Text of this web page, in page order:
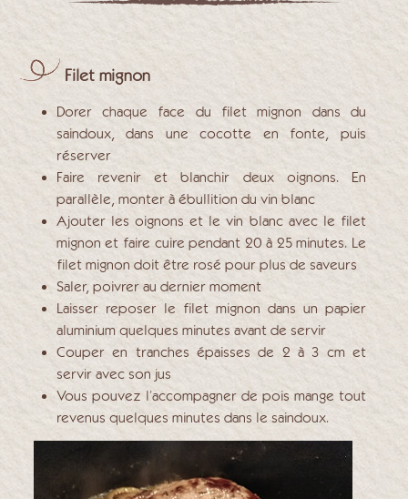
Filet mignon
Dorer chaque face du filet mignon dans du
saindoux, dans une cocotte en fonte, puis
réserver
Faire revenir et blanchir deux oignons. En
parallèle, monter à ébullition du vin blanc
Ajouter les oignons et le vin blanc avec le filet
mignon et faire cuire pendant 20 à 25 minutes. Le
filet mignon doit être rosé pour plus de saveurs
Saler, poivrer au dernier moment
Laisser reposer le filet mignon dans un papier
aluminium quelques minutes avant de servir
Couper en tranches épaisses de 2 à 3 cm et
servir avec son jus
Vous pouvez l’accompagner de pois mange tout
revenus quelques minutes dans le saindoux.